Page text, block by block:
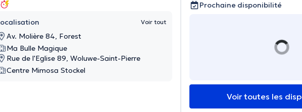
Voir tout
Av. Molière 84, Forest
Ma Bulle Magique
Rue de l'Eglise 89, Woluwe-Saint-Pierre
Centre Mimosa Stockel
Prochaine disponibilité
Voir toutes les